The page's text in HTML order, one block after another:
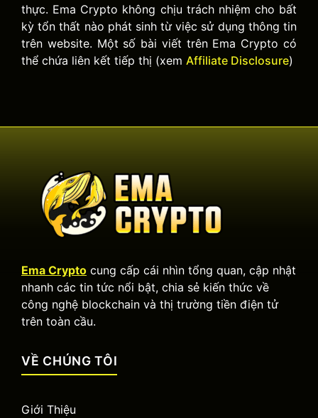
thực. Ema Crypto không chịu trách nhiệm cho bất
kỳ tổn thất nào phát sinh từ việc sử dụng thông tin
trên website. Một số bài viết trên Ema Crypto có
thể chứa liên kết tiếp thị (xem Affiliate Disclosure)
Ema Crypto cung cấp cái nhìn tổng quan, cập nhật
nhanh các tin tức nổi bật, chia sẻ kiến thức về
công nghệ blockchain và thị trường tiền điện tử
trên toàn cầu.
VỀ CHÚNG TÔI
Giới Thiệu